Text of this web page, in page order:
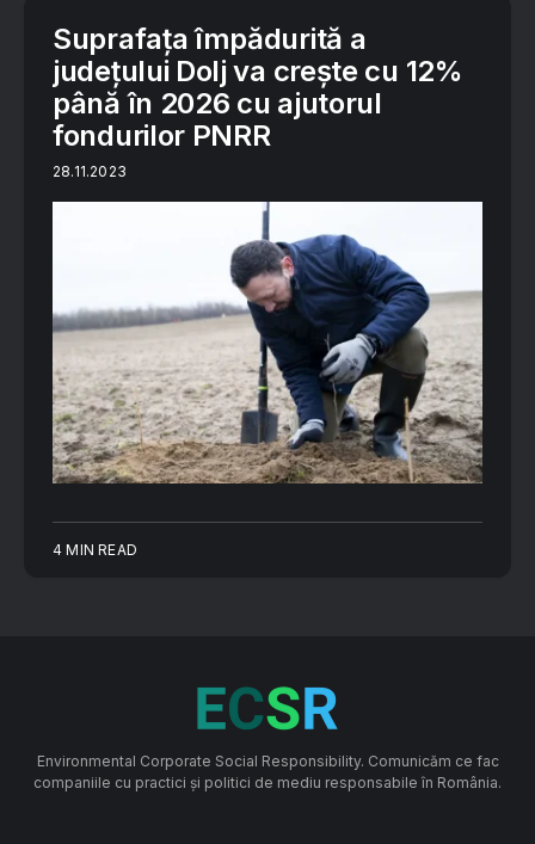
Suprafața împădurită a
județului Dolj va crește cu 12%
până în 2026 cu ajutorul
fondurilor PNRR
28.11.2023
4 MIN READ
Environmental Corporate Social Responsibility. Comunicăm ce fac
companiile cu practici și politici de mediu responsabile în România.